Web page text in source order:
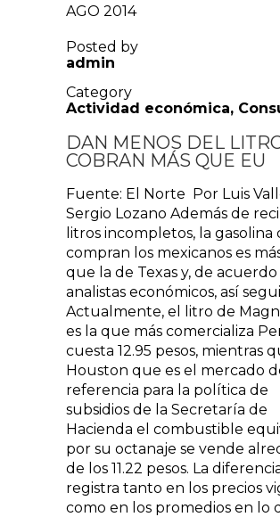
AGO 2014
Posted by
admin
Category
Actividad económica,
DAN MENOS DEL
COBRAN MÁS QUE EU
Fuente: El Norte Por Luis
Sergio Lozano Además de
litros incompletos, la gasolina
compran los mexicanos es
que la de Texas y, de
analistas económicos, así
Actualmente, el litro de
es la que más comercializa
cuesta 12.95 pesos, mientras
Houston que es el mercado
referencia para la política de
subsidios de la Secretaría de
Hacienda el combustible
por su octanaje se vende
de los 11.22 pesos. La
registra tanto en los precios
como en los promedios en lo